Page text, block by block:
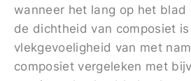
wanneer het lang op het
de dichtheid van composiet
vlekgevoeligheid van met
composiet vergeleken met